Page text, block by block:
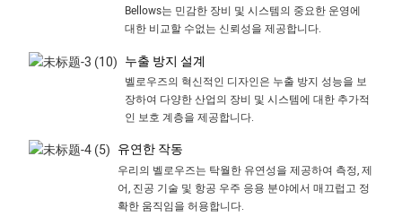
Bellows는 민감한 장비 및 시스템의 중요한 운영에
대한 비교할 수없는 신뢰성을 제공합니다.
누출 방지 설계
벨로우즈의 혁신적인 디자인은 누출 방지 성능을 보
장하여 다양한 산업의 장비 및 시스템에 대한 추가적
인 보호 계층을 제공합니다.
유연한 작동
우리의 벨로우즈는 탁월한 유연성을 제공하여 측정, 제
어, 진공 기술 및 항공 우주 응용 분야에서 매끄럽고 정
확한 움직임을 허용합니다.